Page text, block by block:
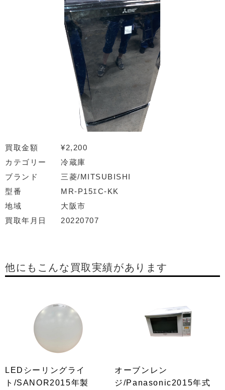
買取金額
¥2,200
カテゴリー
冷蔵庫
ブランド
三菱/MITSUBISHI
型番
MR-P15ｴC-KK
地域
大阪市
買取年月日
20220707
他にもこんな買取実績があります
LEDシーリングライ
ト/SANOR2015年製
オーブンレン
ジ/Panasonic2015年式